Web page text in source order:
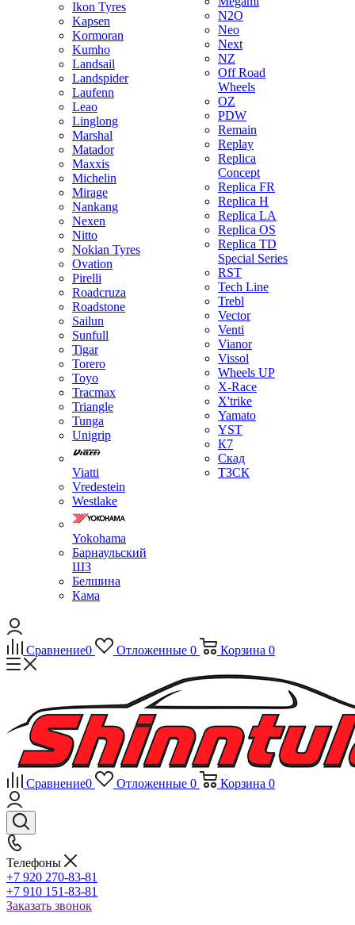
Ikon Tyres
Kapsen
Kormoran
Kumho
Landsail
Landspider
Laufenn
Leao
Linglong
Marshal
Matador
Maxxis
Michelin
Mirage
Nankang
Nexen
Nitto
Nokian Tyres
Ovation
Pirelli
Roadcruza
Roadstone
Sailun
Sunfull
Tigar
Torero
Toyo
Tracmax
Triangle
Tunga
Unigrip
Viatti
Vredestein
Westlake
Yokohama
Барнаульский
ШЗ
Белшина
Кама
N2O
Neo
Next
NZ
Off Road
Wheels
OZ
PDW
Remain
Replay
Replica
Concept
Replica FR
Replica H
Replica LA
Replica OS
Replica TD
Special Series
RST
Tech Line
Trebl
Vector
Venti
Vianor
Vissol
Wheels UP
X-Race
X'trike
Yamato
YST
К7
Скад
ТЗСК
Сравнение0 Отложенные 0 Корзина 0
Сравнение0 Отложенные 0 Корзина 0
Телефоны
+7 920 270-83-81
+7 910 151-83-81
Заказать звонок